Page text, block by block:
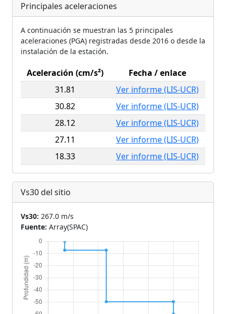
Principales aceleraciones
A continuación se muestran las 5 principales
aceleraciones (PGA) registradas desde 2016 o desde la
instalación de la estación.
Aceleración (cm/s²)
Fecha / enlace
31.81
Ver informe (LIS-UCR)
30.82
Ver informe (LIS-UCR)
28.12
Ver informe (LIS-UCR)
27.11
Ver informe (LIS-UCR)
18.33
Ver informe (LIS-UCR)
Vs30 del sitio
Vs30: 267.0 m/s
Fuente: Array(SPAC)